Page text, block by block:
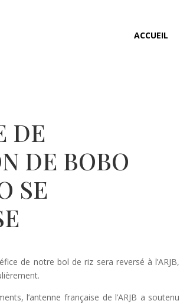
ACCUEIL
DE
DE BOBO
SE
de notre bol de riz sera reversé à l’ARJB,
l’antenne française de l’ARJB a soutenu